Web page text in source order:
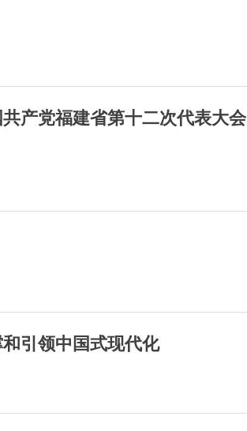
产党福建省第十二次代表大会
引领中国式现代化